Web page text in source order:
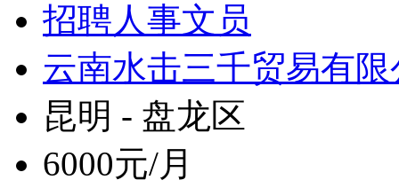
招聘人事文员
云南水击三千贸易有限
昆明 - 盘龙区
6000元/月